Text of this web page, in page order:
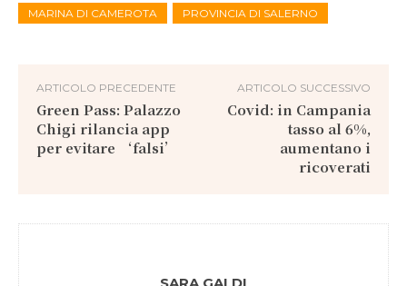
MARINA DI CAMEROTA PROVINCIA DI SALERNO
ARTICOLO PRECEDENTE
Green Pass: Palazzo
Chigi rilancia app
per evitare ‘falsi’
ARTICOLO SUCCESSIVO
Covid: in Campania
tasso al 6%,
aumentano i
ricoverati
SARA GALDI